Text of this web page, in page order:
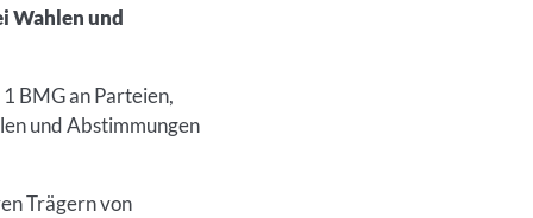
Wahlen und
BMG an Parteien,
und Abstimmungen
Trägern von